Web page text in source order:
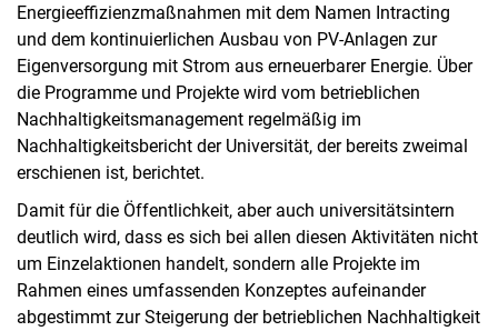
Energieeffizienzmaßnahmen mit dem Namen Intracting
und dem kontinuierlichen Ausbau von PV-Anlagen zur
Eigenversorgung mit Strom aus erneuerbarer Energie. Über
die Programme und Projekte wird vom betrieblichen
Nachhaltigkeitsmanagement regelmäßig im
Nachhaltigkeitsbericht der Universität, der bereits zweimal
erschienen ist, berichtet.
Damit für die Öffentlichkeit, aber auch universitätsintern
deutlich wird, dass es sich bei allen diesen Aktivitäten nicht
um Einzelaktionen handelt, sondern alle Projekte im
Rahmen eines umfassenden Konzeptes aufeinander
abgestimmt zur Steigerung der betrieblichen Nachhaltigkeit